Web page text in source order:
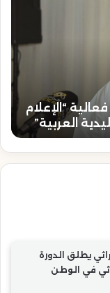
فعالية “الإعلام
العربية”
يطلق الدورة
في الوطن